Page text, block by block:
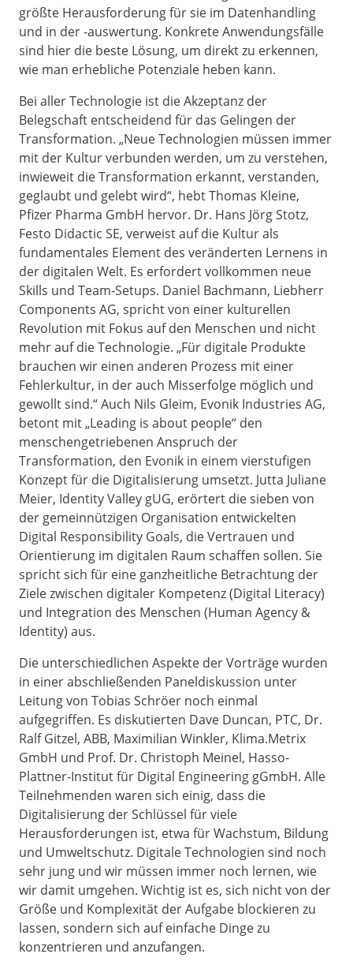
größte Herausforderung für sie im Datenhandling
und in der -auswertung. Konkrete Anwendungsfälle
sind hier die beste Lösung, um direkt zu erkennen,
wie man erhebliche Potenziale heben kann.
Bei aller Technologie ist die Akzeptanz der
Belegschaft entscheidend für das Gelingen der
Transformation. „Neue Technologien müssen immer
mit der Kultur verbunden werden, um zu verstehen,
inwieweit die Transformation erkannt, verstanden,
geglaubt und gelebt wird“, hebt Thomas Kleine,
Pfizer Pharma GmbH hervor. Dr. Hans Jörg Stotz,
Festo Didactic SE, verweist auf die Kultur als
fundamentales Element des veränderten Lernens in
der digitalen Welt. Es erfordert vollkommen neue
Skills und Team-Setups. Daniel Bachmann, Liebherr
Components AG, spricht von einer kulturellen
Revolution mit Fokus auf den Menschen und nicht
mehr auf die Technologie. „Für digitale Produkte
brauchen wir einen anderen Prozess mit einer
Fehlerkultur, in der auch Misserfolge möglich und
gewollt sind.“ Auch Nils Gleim, Evonik Industries AG,
betont mit „Leading is about people“ den
menschengetriebenen Anspruch der
Transformation, den Evonik in einem vierstufigen
Konzept für die Digitalisierung umsetzt. Jutta Juliane
Meier, Identity Valley gUG, erörtert die sieben von
der gemeinnützigen Organisation entwickelten
Digital Responsibility Goals, die Vertrauen und
Orientierung im digitalen Raum schaffen sollen. Sie
spricht sich für eine ganzheitliche Betrachtung der
Ziele zwischen digitaler Kompetenz (Digital Literacy)
und Integration des Menschen (Human Agency &
Identity) aus.
Die unterschiedlichen Aspekte der Vorträge wurden
in einer abschließenden Paneldiskussion unter
Leitung von Tobias Schröer noch einmal
aufgegriffen. Es diskutierten Dave Duncan, PTC, Dr.
Ralf Gitzel, ABB, Maximilian Winkler, Klima.Metrix
GmbH und Prof. Dr. Christoph Meinel, Hasso-
Plattner-Institut für Digital Engineering gGmbH. Alle
Teilnehmenden waren sich einig, dass die
Digitalisierung der Schlüssel für viele
Herausforderungen ist, etwa für Wachstum, Bildung
und Umweltschutz. Digitale Technologien sind noch
sehr jung und wir müssen immer noch lernen, wie
wir damit umgehen. Wichtig ist es, sich nicht von der
Größe und Komplexität der Aufgabe blockieren zu
lassen, sondern sich auf einfache Dinge zu
konzentrieren und anzufangen.